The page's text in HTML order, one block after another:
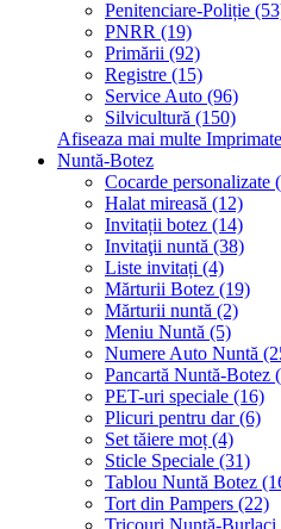
Penitenciare-Poliție
PNRR (19)
Primării (92)
Registre (15)
Service Auto (96)
Silvicultură (150)
Afiseaza mai multe
Nuntă-Botez
Cocarde personalizate
Halat mireasă (12)
Invitații botez (14)
Invitaţii nuntă (38)
Liste invitați (4)
Mărturii Botez (19)
Mărturii nuntă (2)
Meniu Nuntă (5)
Numere Auto Nuntă
Pancartă Nuntă-Botez
PET-uri speciale (16)
Plicuri pentru dar (6)
Set tăiere moț (4)
Sticle Speciale (31)
Tablou Nuntă Botez
Tort din Pampers (22)
Tricouri Nuntă-Burlaci